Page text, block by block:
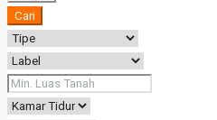
Cari